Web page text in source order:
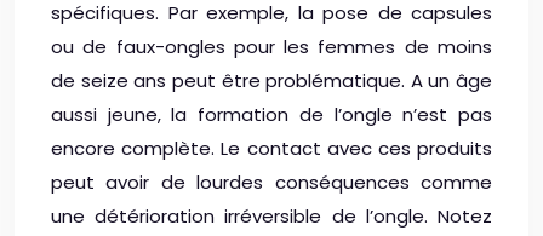
spécifiques. Par exemple, la pose de capsules
ou de faux-ongles pour les femmes de moins
de seize ans peut être problématique. A un âge
aussi jeune, la formation de l’ongle n’est pas
encore complète. Le contact avec ces produits
peut avoir de lourdes conséquences comme
une détérioration irréversible de l’ongle. Notez